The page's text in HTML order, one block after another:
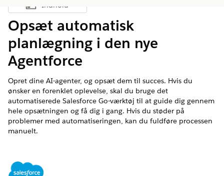
Vis indholdsfortegnelse
Indhold
Opsæt automatisk
planlægning i den nye
Agentforce
Opret dine AI-agenter, og opsæt dem til succes. Hvis du
ønsker en forenklet oplevelse, skal du bruge det
automatiserede Salesforce Go-værktøj til at guide dig gennem
hele opsætningen og få dig i gang. Hvis du støder på
problemer med automatiseringen, kan du fuldføre processen
manuelt.
Tilgængelig i: Lightning Experience